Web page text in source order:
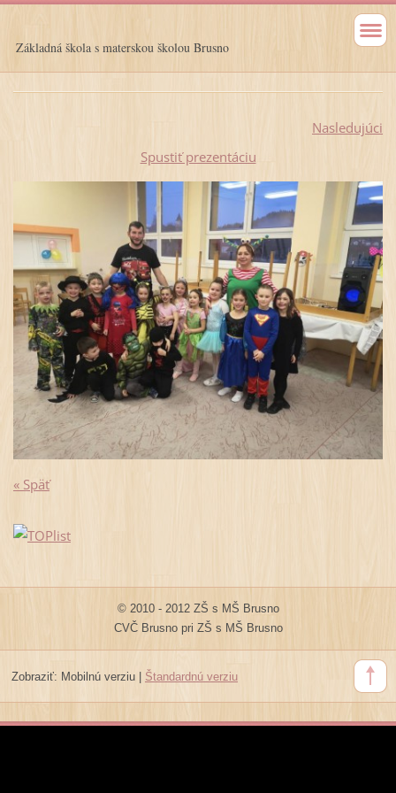
Základná škola s materskou školou Brusno
Nasledujúci
Spustiť prezentáciu
« Späť
© 2010 - 2012 ZŠ s MŠ Brusno
CVČ Brusno pri ZŠ s MŠ Brusno
Zobraziť: Mobilnú verziu| Štandardnú verziu